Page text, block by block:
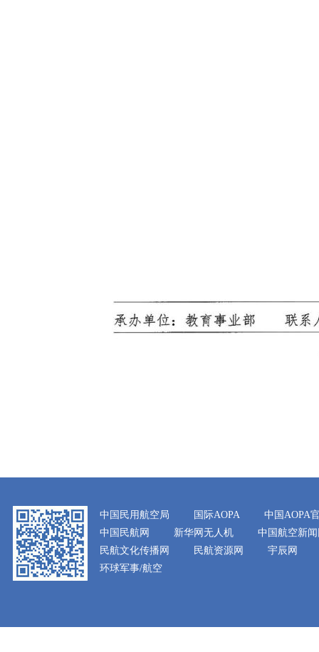
中国民用航空局 国际AOPA
中国AOPA
中国民航网
新华网无人机
中国航空新
民航文化传播网
民航资源网
宇辰网
环球军事/航空